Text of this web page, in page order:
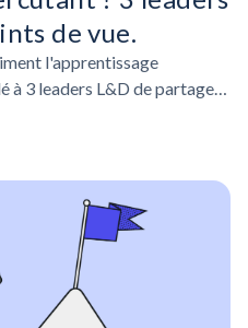
de vue.
l'apprentissage
à 3 leaders L&D de partager
impactant sur lequel ils